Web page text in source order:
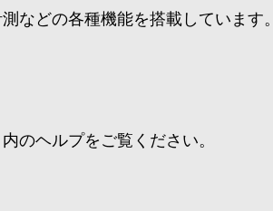
などの各種機能を搭載しています。
のヘルプをご覧ください。